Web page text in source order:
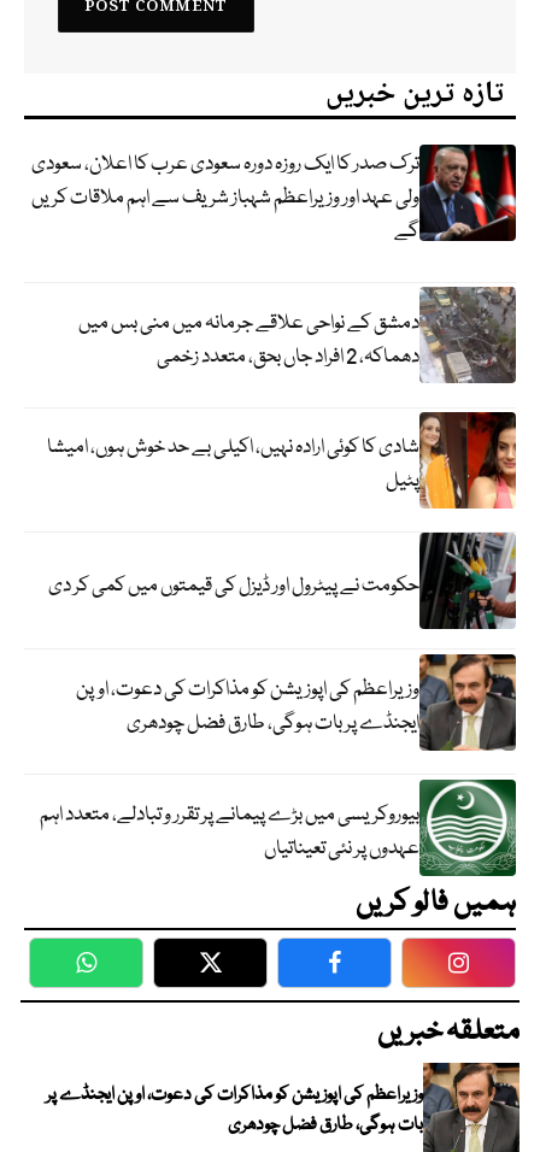
تازہ ترین خبریں
ترک صدر کا ایک روزہ دورہ سعودی عرب کا اعلان، سعودی
ولی عہد اور وزیراعظم شہباز شریف سے اہم ملاقات کریں
گے
دمشق کے نواحی علاقے جرمانہ میں منی بس میں
دھماکہ، 2 افراد جاں بحق، متعدد زخمی
شادی کا کوئی ارادہ نہیں، اکیلی بے حد خوش ہوں، امیشا
پٹیل
حکومت نے پیٹرول اور ڈیزل کی قیمتوں میں کمی کر دی
وزیراعظم کی اپوزیشن کو مذاکرات کی دعوت، اوپن
ایجنڈے پر بات ہوگی، طارق فضل چودھری
بیوروکریسی میں بڑے پیمانے پر تقرر و تبادلے، متعدد اہم
عہدوں پر نئی تعیناتیاں
ہمیں فالو کریں
WhatsApp Twitter Facebook
متعلقہ خبریں
وزیراعظم کی اپوزیشن کو مذاکرات کی دعوت، اوپن ایجنڈے پر
بات ہوگی، طارق فضل چودھری